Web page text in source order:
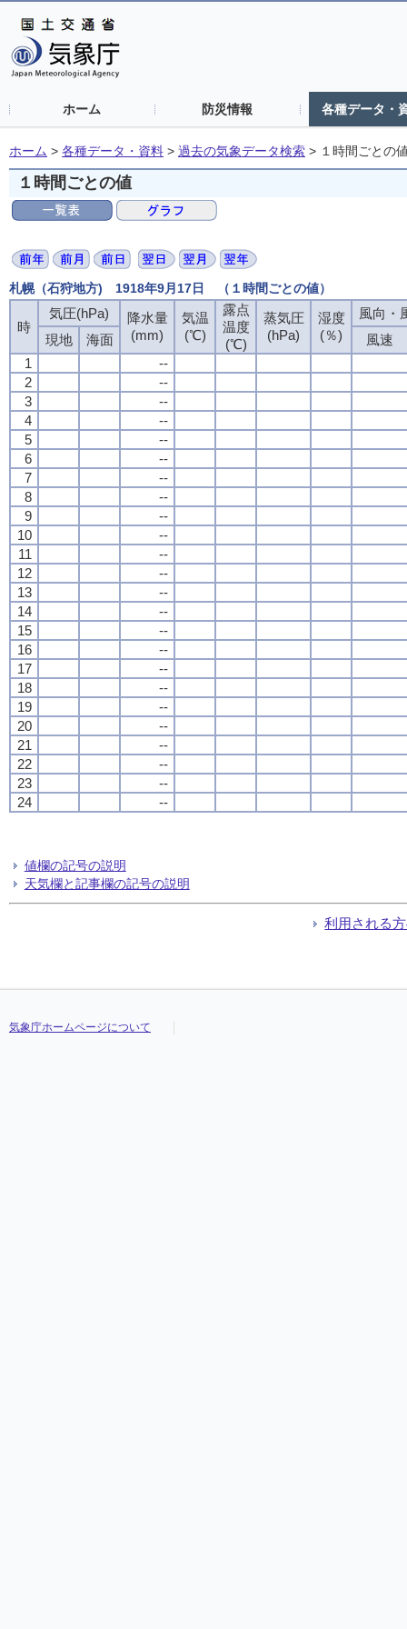
ホーム 防災情報 各種データ・
ホーム > 各種データ・資料 > 過去の気象データ検索 > １時間ごとの
１時間ごとの値
札幌（石狩地方) 1918年9月17日 （１時間ごとの値）
時
気圧(hPa)
降水量
(mm)
気温
(℃)
露点
温度
(℃)
蒸気圧
(hPa)
湿度
(％)
風向・
現地
海面
風速
1
--
2
--
3
--
4
--
5
--
6
--
7
--
8
--
9
--
10
--
11
--
12
--
13
--
14
--
15
--
16
--
17
--
18
--
19
--
20
--
21
--
22
--
23
--
24
--
値欄の記号の説明
天気欄と記事欄の記号の説明
利用される
気象庁ホームページについて